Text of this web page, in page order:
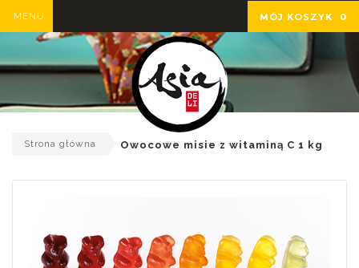
MÓJ KOSZYK 0
MENU
Strona główna Owocowe misie z witaminą C 1 kg